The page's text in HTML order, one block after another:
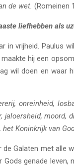
de wet. (Romeinen
liefhebben als
vrijheid. Paulus
hij een
wil doen en
onreinheid,
moord,
Koninkrijk van
Galaten met alle
genade leven,